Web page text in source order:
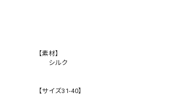
【素材】
シルク
【サイズ31-40】